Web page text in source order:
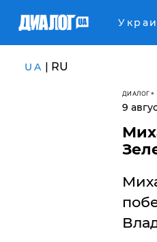
UA | RU
ДИАЛОГ
9